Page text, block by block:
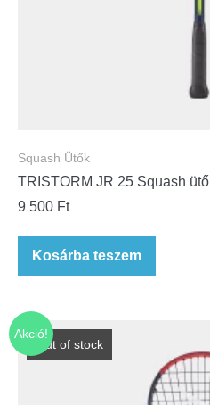
Squash Ütők
TRISTORM JR 25 Squash ütő
9 500 Ft
Kosárba teszem
Akció!
Out of stock